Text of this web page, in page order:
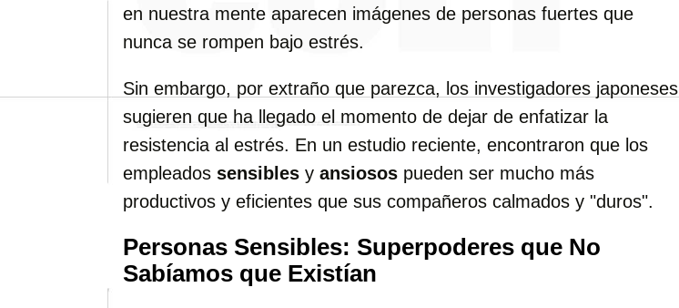
en nuestra mente aparecen imágenes de personas fuertes que
nunca se rompen bajo estrés.
Sin embargo, por extraño que parezca, los investigadores japoneses
sugieren que ha llegado el momento de dejar de enfatizar la
resistencia al estrés. En un estudio reciente, encontraron que los
empleados sensibles y ansiosos pueden ser mucho más
productivos y eficientes que sus compañeros calmados y "duros".
Personas Sensibles: Superpoderes que No
Sabíamos que Existían